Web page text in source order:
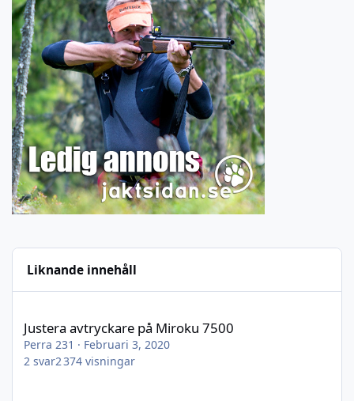
Liknande innehåll
Justera avtryckare på Miroku 7500
Perra 231 · Februari 3, 2020
2 svar2 374 visningar